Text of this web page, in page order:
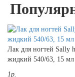
Лак для ногтей Sally
жидкий 540/63, 15 мл
1р.